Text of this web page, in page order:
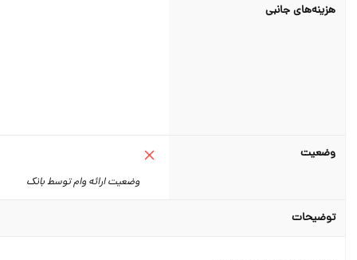
هزینه‌های جانبی
وضعیت
وضعیت ارائه وام توسط بانک
توضیحات